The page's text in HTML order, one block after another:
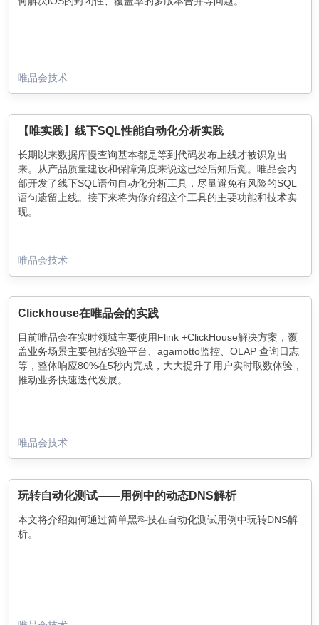
唯品会技术
【唯实践】线下SQL性能自动化分析实践
长期以来数据库慢查询基本都是等到代码发布上线才被识别出
来。从产品质量建设和保障角度来说这已经后知后觉。唯品会内
部开发了线下SQL语句自动化分析工具，尽量避免有风险的SQL
语句遗留上线。接下来将为你介绍这个工具的主要功能和技术实
现。
唯品会技术
Clickhouse在唯品会的实践
目前唯品会在实时领域主要使用Flink +ClickHouse解决方案，覆
盖业务场景主要包括实验平台、agamotto监控、OLAP 查询日志
等，整体响应80%在5秒内完成，大大提升了用户实时取数体验，
推动业务快速迭代发展。
唯品会技术
玩转自动化测试——用例中的动态DNS解析
本文将介绍如何通过简单黑科技在自动化测试用例中玩转DNS解
析。